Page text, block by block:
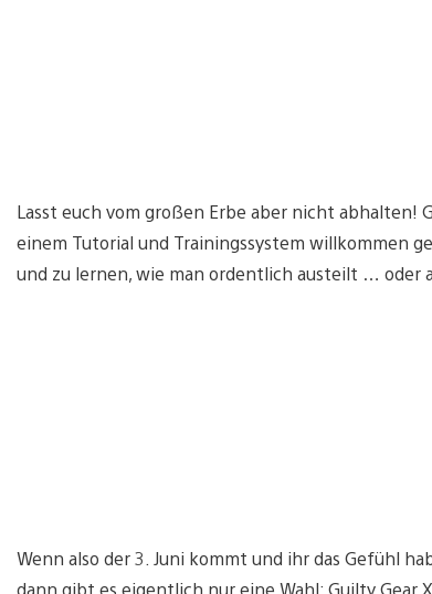
Lasst euch vom großen Erbe aber nicht abhalten!
einem Tutorial und Trainingssystem willkommen
und zu lernen, wie man ordentlich austeilt … oder
Wenn also der 3. Juni kommt und ihr das Gefühl
dann gibt es eigentlich nur eine Wahl: Guilty Gear